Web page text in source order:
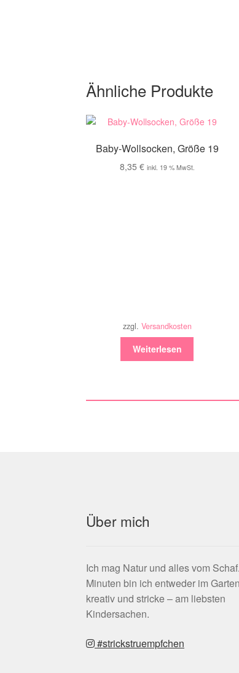
Ähnliche Produkte
Baby-Wollsocken, Größe 19
8,35 € inkl. 19 % MwSt.
zzgl. Versandkosten
Weiterlesen
Über mich
Ich mag Natur und alles vom
Minuten bin ich entweder im
kreativ und stricke – am liebsten
Kindersachen.
#strickstruempfchen